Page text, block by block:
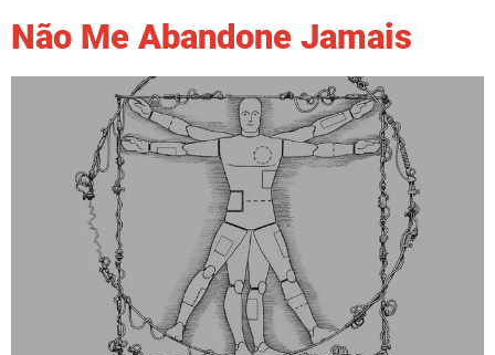
Não Me Abandone Jamais